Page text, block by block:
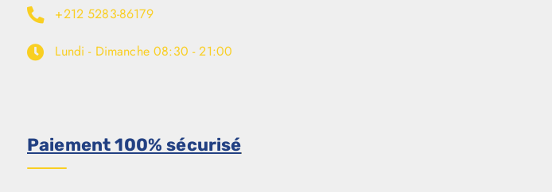
+212 5283-86179
Lundi - Dimanche 08:30 - 21:00
Paiement 100% sécurisé